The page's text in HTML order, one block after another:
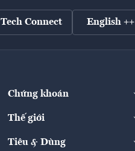
Tech Connect English ++
Chứng khoán
Thế giới
Tiêu & Dùng